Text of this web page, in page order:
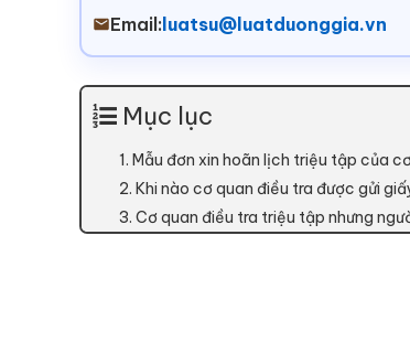
Email: luatsu@luatduonggia.vn
Mục lục
1. Mẫu đơn xin hoãn lịch triệu tập của
2. Khi nào cơ quan điều tra được gửi
3. Cơ quan điều tra triệu tập nhưng